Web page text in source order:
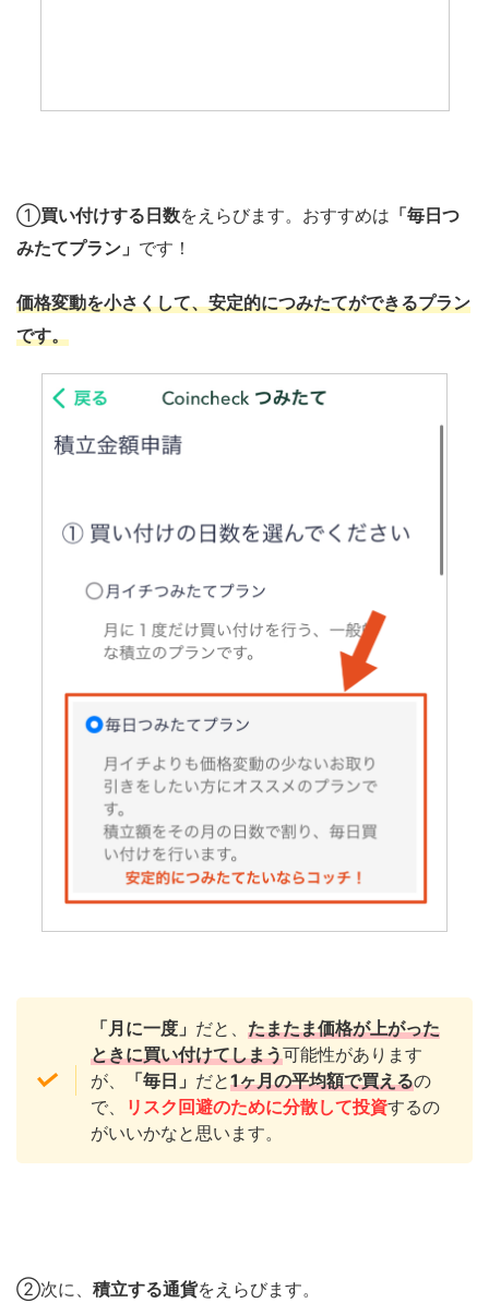
①買い付けする日数をえらびます。おすすめは 「毎日つ
みたてプラン」 です！
価格変動を小さくして、安定的につみたてができるプラン
です。
「月に一度」 だと、 たまたま価格が上がった
ときに買い付けてしまう可能性があります
が、
「毎日」 だと1ヶ月の平均額で買えるの
で、
リスク回避のために分散して投資するの
がいいかなと思います。
②次に、 積立する通貨をえらびます。